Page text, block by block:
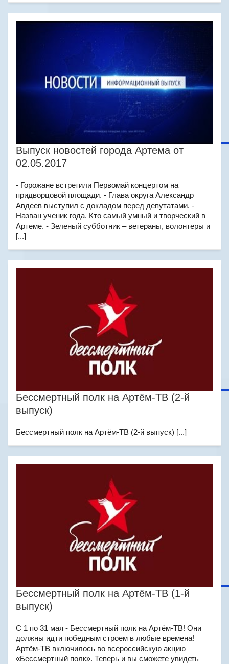
Выпуск новостей города Артема от
02.05.2017
- Горожане встретили Первомай концертом на
придворцовой площади. - Глава округа Александр
Авдеев выступил с докладом перед депутатами. -
Назван ученик года. Кто самый умный и творческий в
Артеме. - Зеленый субботник – ветераны, волонтеры и
[...]
Бессмертный полк на Артём-ТВ (2-й
выпуск)
Бессмертный полк на Артём-ТВ (2-й выпуск) [...]
Бессмертный полк на Артём-ТВ (1-й
выпуск)
С 1 по 31 мая - Бессмертный полк на Артём-ТВ! Они
должны идти победным строем в любые времена!
Артём-ТВ включилось во всероссийскую акцию
«Бессмертный полк». Теперь и вы сможете увидеть